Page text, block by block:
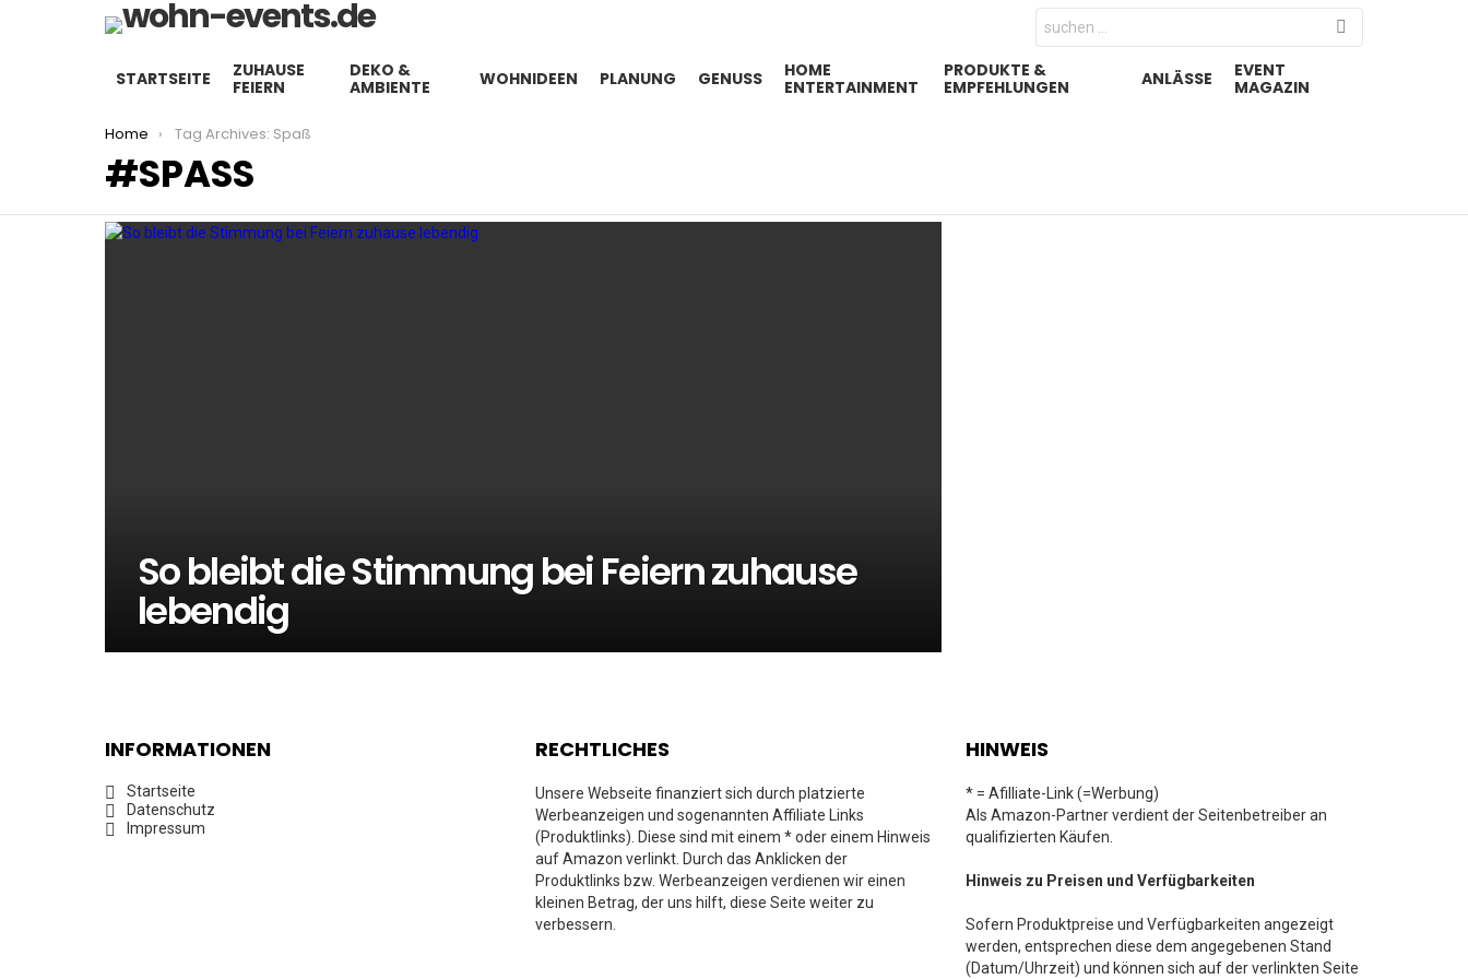
Search
for:
STARTSEITE
ZUHAUSE
FEIERN
DEKO &
AMBIENTE
WOHNIDEEN PLANUNG GENUSS
HOME
ENTERTAINMENT
PRODUKTE &
EMPFEHLUNGEN
ANLÄSSE
EVENT
MAGAZIN
You are here:
Home Tag Archives: Spaß
SPASS
LATEST
So bleibt die Stimmung bei Feiern zuhause
lebendig
INFORMATIONEN
Startseite
Datenschutz
Impressum
RECHTLICHES
Unsere Webseite finanziert sich durch platzierte
Werbeanzeigen und sogenannten Affiliate Links
(Produktlinks). Diese sind mit einem * oder einem Hinweis
auf Amazon verlinkt. Durch das Anklicken der
Produktlinks bzw. Werbeanzeigen verdienen wir einen
kleinen Betrag, der uns hilft, diese Seite weiter zu
verbessern.
HINWEIS
* = Afilliate-Link (=Werbung)
Als Amazon-Partner verdient der Seitenbetreiber an
qualifizierten Käufen.
Hinweis zu Preisen und Verfügbarkeiten
Sofern Produktpreise und Verfügbarkeiten angezeigt
werden, entsprechen diese dem angegebenen Stand
(Datum/Uhrzeit) und können sich auf der verlinkten Seite